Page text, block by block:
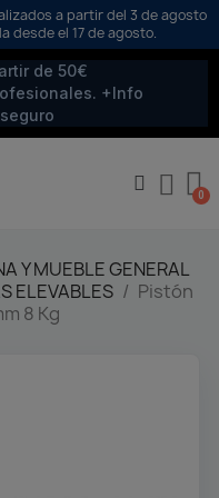
a partir del 3 de agosto
desde el 17 de agosto.
de 50€
+Info
Y MUEBLE GENERAL
ELEVABLES
Pistón
8 Kg